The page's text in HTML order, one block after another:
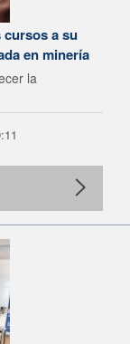
cursos a su
en minería
la